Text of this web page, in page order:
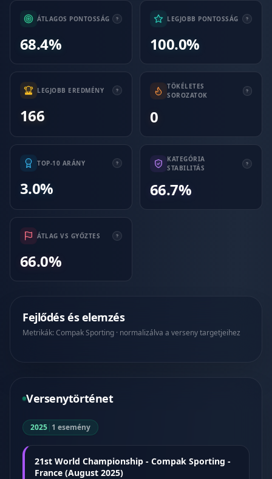
ÁTLAGOS PONTOSSÁG
68.4%
LEGJOBB PONTOSSÁG
100.0%
LEGJOBB EREDMÉNY
166
TÖKÉLETES
SOROZATOK
0
TOP-10 ARÁNY
3.0%
KATEGÓRIA
STABILITÁS
66.7%
ÁTLAG VS GYŐZTES
66.0%
Fejlődés és elemzés
Metrikák: Compak Sporting · normalizálva a verseny targetjeihez
Versenytörténet
2025| 1 esemény
21st World Championship - Compak Sporting -
France (August 2025)